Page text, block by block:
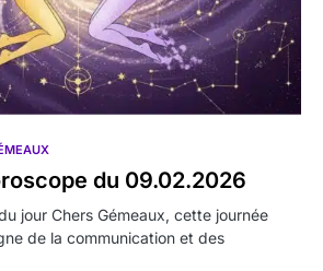
du 09.02.2026
jour Chers Gémeaux, cette journée
de la communication et des